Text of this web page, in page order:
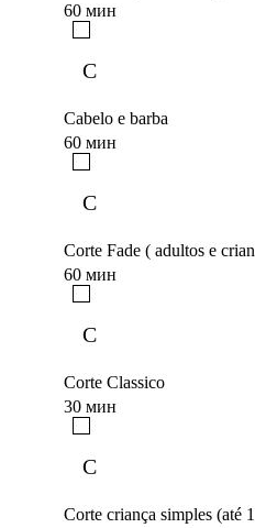
60 мин
C
Cabelo e barba
60 мин
C
Corte Fade ( adultos e
60 мин
C
Corte Classico
30 мин
C
Corte criança simples (até